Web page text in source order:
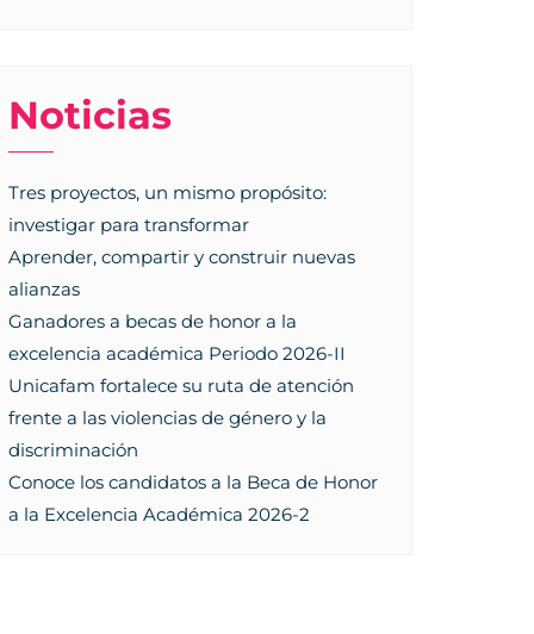
Noticias
Tres proyectos, un mismo propósito:
investigar para transformar
Aprender, compartir y construir nuevas
alianzas
Ganadores a becas de honor a la
excelencia académica Periodo 2026-II
Unicafam fortalece su ruta de atención
frente a las violencias de género y la
discriminación
Conoce los candidatos a la Beca de Honor
a la Excelencia Académica 2026-2